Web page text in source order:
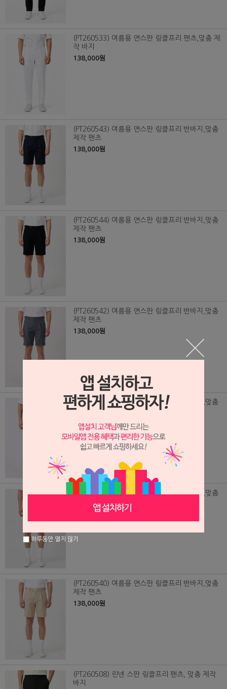
(PT260533) 여름용 면스판 링클프리 팬츠,맞춤 제
작 바지
138,000원
(PT260543) 여름용 면스판 링클프리 반바지,맞춤
제작 팬츠
138,000원
(PT260544) 여름용 면스판 링클프리 반바지,맞춤
제작 팬츠
138,000원
(PT260542) 여름용 면스판 링클프리 반바지,맞춤
제작 팬츠
138,000원
(PT260541) 여름용 면스판 링클프리 반바지,맞춤
제작 팬츠
138,000원
(PT260539) 여름용 면스판 링클프리 반바지,맞춤
138,000원
(PT260540) 여름용 면스판 링클프리 반바지,맞춤
제작 팬츠
138,000원
(PT260508) 린넨 스판 링클프리 팬츠, 맞춤 제작
바지
하루동안 열지 않기